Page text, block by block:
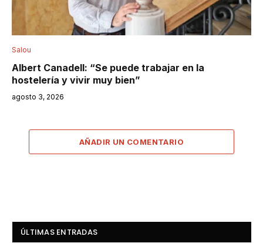
Salou
Albert Canadell: “Se puede trabajar en la
hostelería y vivir muy bien”
agosto 3, 2026
AÑADIR UN COMENTARIO
ÚLTIMAS ENTRADAS